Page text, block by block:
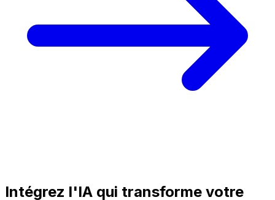
Intégrez l'IA qui transforme votre